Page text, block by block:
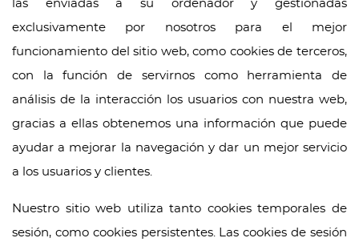
las enviadas a su ordenador y gestionadas
exclusivamente por nosotros para el mejor
funcionamiento del sitio web, como cookies de terceros,
con la función de servirnos como herramienta de
análisis de la interacción los usuarios con nuestra web,
gracias a ellas obtenemos una información que puede
ayudar a mejorar la navegación y dar un mejor servicio
a los usuarios y clientes.
Nuestro sitio web utiliza tanto cookies temporales de
sesión, como cookies persistentes. Las cookies de sesión